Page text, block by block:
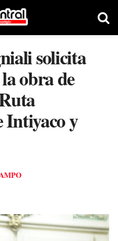
solicita
obra de
Intiyaco y